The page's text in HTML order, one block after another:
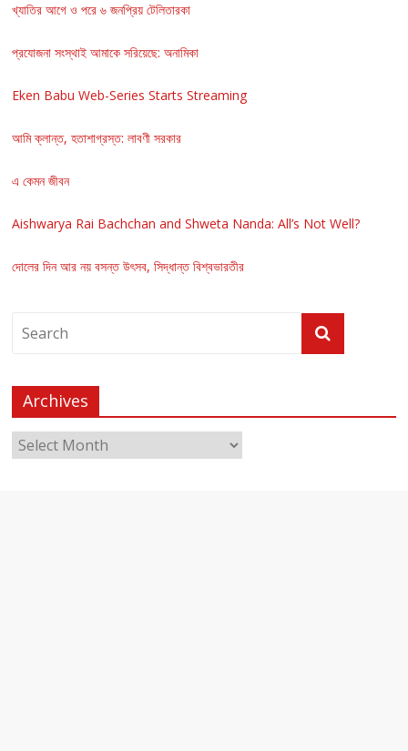
খ্যাতির আগে ও পরে ৬ জনপ্রিয় টেলিতারকা
প্রযোজনা সংস্থাই আমাকে সরিয়েছে: অনামিকা
Eken Babu Web-Series Starts Streaming
আমি ক্লান্ত, হতাশাগ্রস্ত: লাবণী সরকার
এ কেমন জীবন
Aishwarya Rai Bachchan and Shweta Nanda: All’s Not Well?
দোলের দিন আর নয় বসন্ত উৎসব, সিদ্ধান্ত বিশ্বভারতীর
Archives